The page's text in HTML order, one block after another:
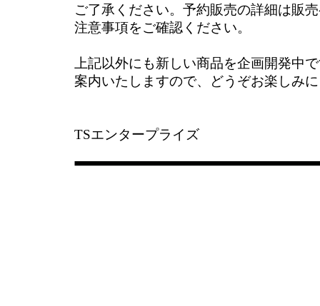
ご了承ください。予約販売の詳細は販
注意事項をご確認ください。
上記以外にも新しい商品を企画開発中
案内いたしますので、どうぞお楽しみ
TSエンタープライズ